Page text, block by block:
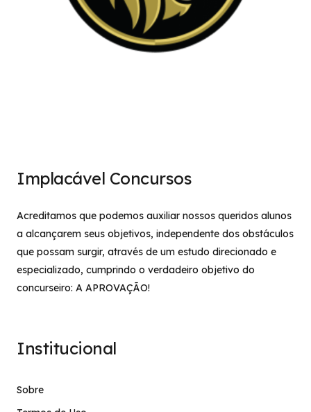
Implacável Concursos
Acreditamos que podemos auxiliar nossos queridos alunos
a alcançarem seus objetivos, independente dos obstáculos
que possam surgir, através de um estudo direcionado e
especializado, cumprindo o verdadeiro objetivo do
concurseiro: A APROVAÇÃO!
Institucional
Sobre